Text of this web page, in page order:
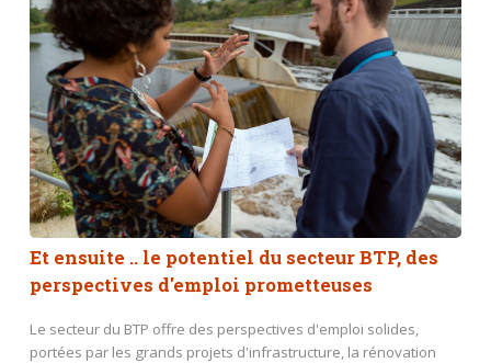
Et ensuite .. le potentiel du secteur BTP, des
perspectives d'emploi prometteuses
Le secteur du BTP offre des perspectives d'emploi solides,
portées par les grands projets d'infrastructure, la rénovation